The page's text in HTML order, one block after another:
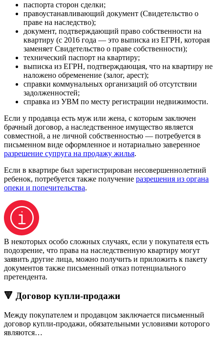
паспорта сторон сделки;
правоустанавливающий документ (Свидетельство о
праве на наследство);
документ, подтверждающий право собственности на
квартиру (с 2016 года — это выписка из ЕГРН, которая
заменяет Свидетельство о праве собственности);
технический паспорт на квартиру;
выписка из ЕГРН, подтверждающая, что на квартиру не
наложено обременение (залог, арест);
справки коммунальных организаций об отсутствии
задолженностей;
справка из УВМ по месту регистрации недвижимости.
Если у продавца есть муж или жена, с которым заключен
брачный договор, а наследственное имущество является
совместной, а не личной собственностью — потребуется в
письменном виде оформленное и нотариально заверенное
разрешение супруга на продажу жилья.
Если в квартире был зарегистрирован несовершеннолетний
ребенок, потребуется также получение разрешения из органа
опеки и попечительства.
В некоторых особо сложных случаях, если у покупателя есть
подозрение, что права на наследственную квартиру могут
заявить другие лица, можно получить и приложить к пакету
документов также письменный отказ потенциального
претендента.
🔻 Договор купли-продажи
Между покупателем и продавцом заключается письменный
договор купли-продажи, обязательными условиями которого
являются…